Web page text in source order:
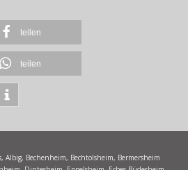
teilen
teilen
Albig, Bechenheim, Bechtolsheim, Bermersheim